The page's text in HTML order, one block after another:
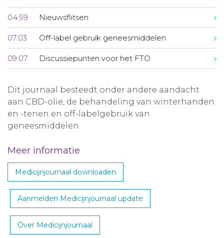
04:59 Nieuwsflitsen
07:03 Off-label gebruik geneesmiddelen
09:07 Discussiepunten voor het FTO
Dit journaal besteedt onder andere aandacht
aan CBD-olie, de behandeling van winterhanden
en -tenen en off-labelgebruik van
geneesmiddelen.
Meer informatie
Medicijnjournaal downloaden
Aanmelden Medicijnjournaal update
Over Medicijnjournaal